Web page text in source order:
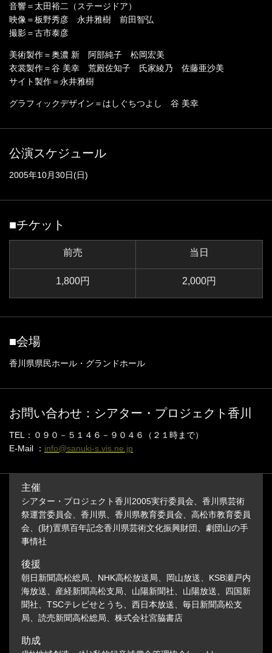
音響＝太田裕二（ステージドア）
映像＝板野秀彦 永井雅樹 前田智弘
撮影＝古市泰彦
美術製作＝奥濃 新 阿部純子 松岡宏美
衣裳製作＝谷 美幸 荒殿佐知子 氏家綾乃 佐藤亜沙美
サイト製作＝永井雅樹
グラフィックデザイン＝はしぐちつよし 谷 美幸
公演スケジュール
2005年10月30日(日)
■チケット
前売 当日
1,800円 2,000円
■会場
香川県県民ホール・グランドホール
お問い合わせ：シアター・プロジェクト香川
TEL：０９０－５１４６－９０４６（２１時まで）
E-Mail ： info@sanuki-s.vis.ne.jp
主催
シアター・プロジェクト香川2005実行委員会、香川県芸術
祭運営委員会、香川県、香川県教育委員会、高松市教育委員
会、(財)置県百年記念香川県芸術文化振興財団、劇団山の手
事情社
後援
朝日新聞高松総局、NHK高松放送局、岡山放送、KSB瀬戸内
海放送、産経新聞高松支局、山陽新聞社、山陽放送、四国新
聞社、TSCテレビせとうち、西日本放送、毎日新聞高松支
局、読売新聞高松総局、株式会社宮脇書店
助成